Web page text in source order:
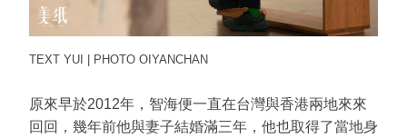
TEXT YUI | PHOTO OIYANCHAN
原來早於2012年，智海便一直在台灣與香港兩地來來
回回，幾年前他與妻子結婚滿三年，他也取得了當地身